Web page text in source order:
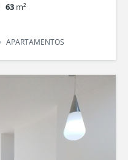
63 m²
APARTAMENTOS